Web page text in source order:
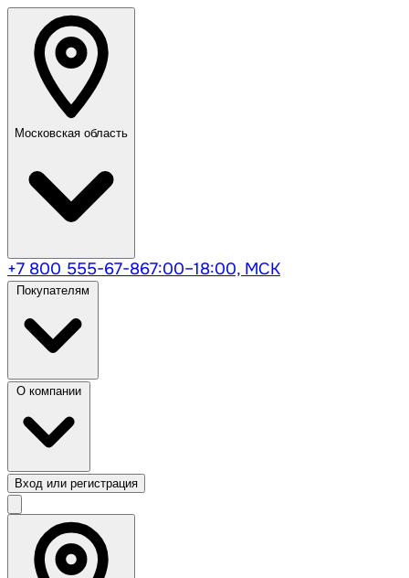
Московская область
+7 800 555-67-867:00–18:00, МСК
Вход или регистрация